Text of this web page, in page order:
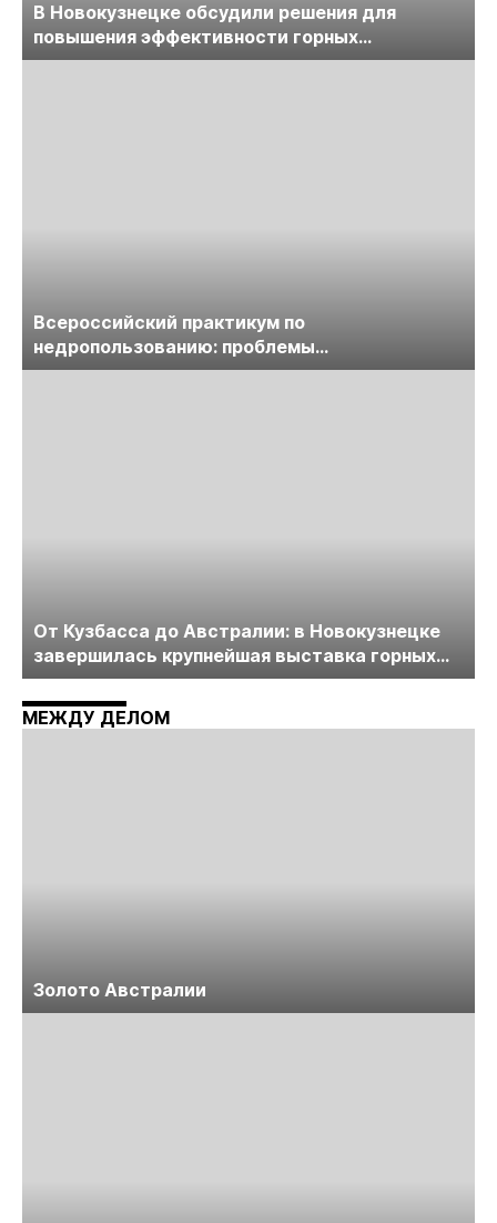
В Новокузнецке обсудили решения для
повышения эффективности горных
предприятий
Всероссийский практикум по
недропользованию: проблемы
лицензирования, цифровизации, экспертизы
От Кузбасса до Австралии: в Новокузнецке
завершилась крупнейшая выставка горных
технологий «Недра России. Уголь России и
Майнинг»
МЕЖДУ ДЕЛОМ
Золото Австралии